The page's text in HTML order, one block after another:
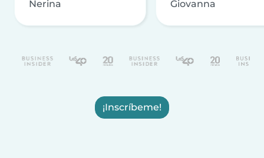
Nerina Giovanna
¡Inscríbeme!